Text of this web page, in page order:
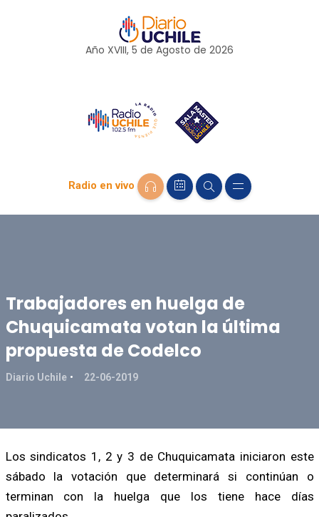
Año XVIII, 5 de Agosto de 2026
Radio en vivo
Trabajadores en huelga de
Chuquicamata votan la última
propuesta de Codelco
Diario Uchile 22-06-2019
Los sindicatos 1, 2 y 3 de Chuquicamata iniciaron este
sábado la votación que determinará si continúan o
terminan con la huelga que los tiene hace días